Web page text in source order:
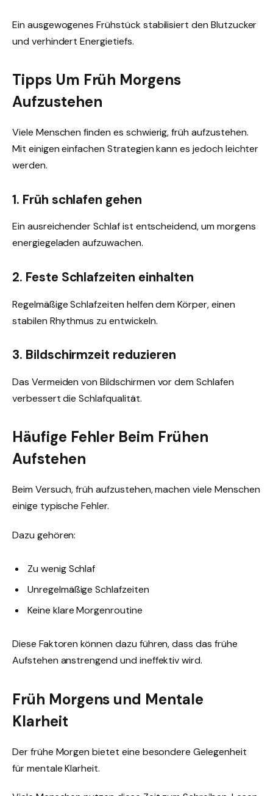
Ein ausgewogenes Frühstück stabilisiert den Blutzucker
und verhindert Energietiefs.
Tipps Um Früh Morgens
Aufzustehen
Viele Menschen finden es schwierig, früh aufzustehen.
Mit einigen einfachen Strategien kann es jedoch leichter
werden.
1. Früh schlafen gehen
Ein ausreichender Schlaf ist entscheidend, um morgens
energiegeladen aufzuwachen.
2. Feste Schlafzeiten einhalten
Regelmäßige Schlafzeiten helfen dem Körper, einen
stabilen Rhythmus zu entwickeln.
3. Bildschirmzeit reduzieren
Das Vermeiden von Bildschirmen vor dem Schlafen
verbessert die Schlafqualität.
Häufige Fehler Beim Frühen
Aufstehen
Beim Versuch, früh aufzustehen, machen viele Menschen
einige typische Fehler.
Dazu gehören:
Zu wenig Schlaf
Unregelmäßige Schlafzeiten
Keine klare Morgenroutine
Diese Faktoren können dazu führen, dass das frühe
Aufstehen anstrengend und ineffektiv wird.
Früh Morgens und Mentale
Klarheit
Der frühe Morgen bietet eine besondere Gelegenheit
für mentale Klarheit.